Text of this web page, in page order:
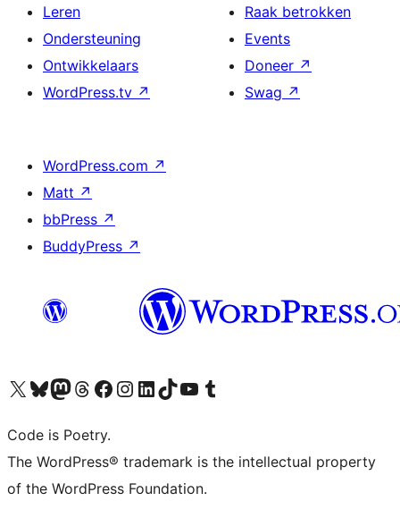
Leren
Ondersteuning
Ontwikkelaars
WordPress.tv ↗
Raak betrokken
Events
Doneer ↗
Swag ↗
WordPress.com ↗
Matt ↗
bbPress ↗
BuddyPress ↗
Bezoek ons X (voorheen Twitter) account
Bezoek onze Bluesky account
Bezoek ons Mastodon account
Bezoek onze Threads account
Onze Facebookpagina bezoeken
Bezoek onze Instagram account
Bezoek onze LinkedIn account
Bezoek onze TikTok account
Bezoek ons YouTube kanaalBezoek onze Tumblr account
Code is Poetry.
The WordPress® trademark is the intellectual property
of the WordPress Foundation.